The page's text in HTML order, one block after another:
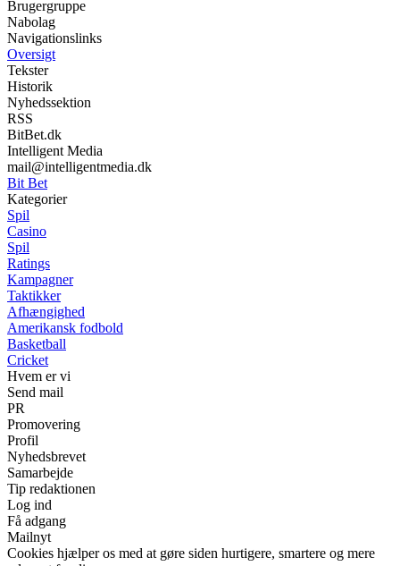
Brugergruppe
Nabolag
Navigationslinks
Oversigt
Tekster
Historik
Nyhedssektion
RSS
BitBet.dk
Intelligent Media
mail@intelligentmedia.dk
Bit Bet
Kategorier
Spil
Casino
Spil
Ratings
Kampagner
Taktikker
Afhængighed
Amerikansk fodbold
Basketball
Cricket
Hvem er vi
Send mail
PR
Promovering
Profil
Nyhedsbrevet
Samarbejde
Tip redaktionen
Log ind
Få adgang
Mailnyt
Cookies hjælper os med at gøre siden hurtigere, smartere og mere